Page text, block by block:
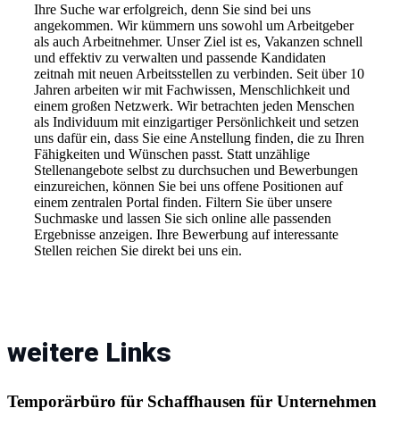
Ihre Suche war erfolgreich, denn Sie sind bei uns
angekommen. Wir kümmern uns sowohl um Arbeitgeber
als auch Arbeitnehmer. Unser Ziel ist es, Vakanzen schnell
und effektiv zu verwalten und passende Kandidaten
zeitnah mit neuen Arbeitsstellen zu verbinden. Seit über 10
Jahren arbeiten wir mit Fachwissen, Menschlichkeit und
einem großen Netzwerk. Wir betrachten jeden Menschen
als Individuum mit einzigartiger Persönlichkeit und setzen
uns dafür ein, dass Sie eine Anstellung finden, die zu Ihren
Fähigkeiten und Wünschen passt. Statt unzählige
Stellenangebote selbst zu durchsuchen und Bewerbungen
einzureichen, können Sie bei uns offene Positionen auf
einem zentralen Portal finden. Filtern Sie über unsere
Suchmaske und lassen Sie sich online alle passenden
Ergebnisse anzeigen. Ihre Bewerbung auf interessante
Stellen reichen Sie direkt bei uns ein.
weitere Links
Temporärbüro für Schaffhausen für Unternehmen